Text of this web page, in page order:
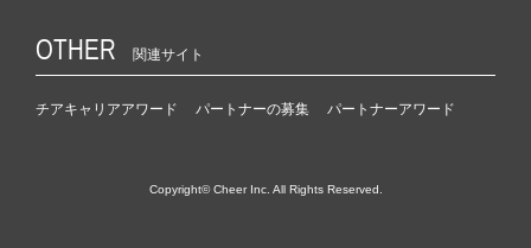
OTHER 関連サイト
チアキャリアアワード パートナーの募集 パートナーアワード
Copyright© Cheer Inc. All Rights Reserved.